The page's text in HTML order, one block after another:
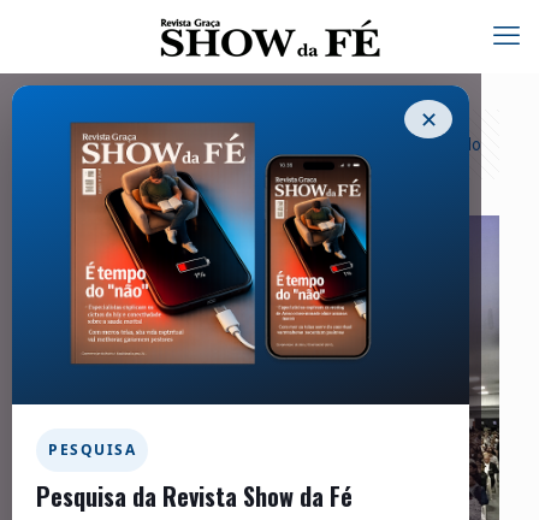
✕
PESQUISA
Pesquisa da Revista Show da Fé
Categorias Tags Exibir tudo